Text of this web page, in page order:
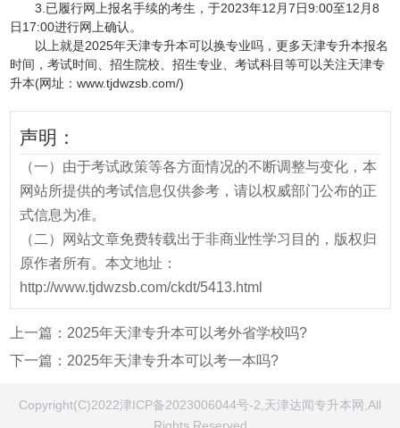
3.已履行网上报名手续的考生，于2023年12月7日9:00至12月8
日17:00进行网上确认。
以上就是2025年天津专升本可以换专业吗，更多天津专升本报名
时间，考试时间、招生院校、招生专业、考试科目等可以关注天津专
升本(网址：www.tjdwzsb.com/)
声明：
（一）由于考试政策等各方面情况的不断调整与变化，本
网站所提供的考试信息仅供参考，请以权威部门公布的正
式信息为准。
（二）网站文章免费转载出于非商业性学习目的，版权归
原作者所有。本文地址：
http://www.tjdwzsb.com/ckdt/5413.html
上一篇： 2025年天津专升本可以考外省学校吗?
下一篇： 2025年天津专升本可以考一本吗?
Copyright(C)2022津ICP备2023006044号-2,天津达闻专升本网,All